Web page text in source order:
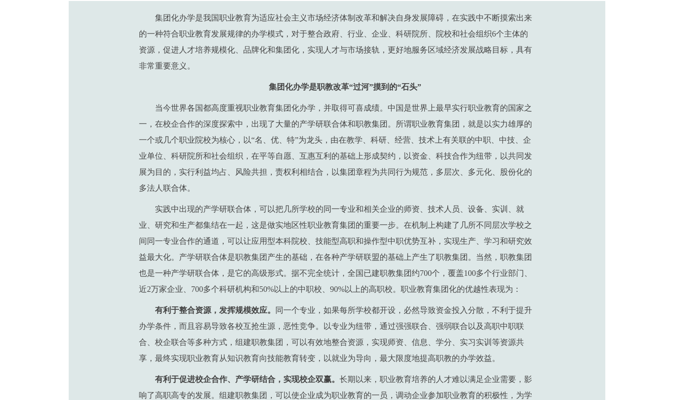
集团化办学是我国职业教育为适应社会主义市场经济体制改革和解决自身发展障碍，在实践中不断摸索出来
的一种符合职业教育发展规律的办学模式，对于整合政府、行业、企业、科研院所、院校和社会组织6个主体的
资源，促进人才培养规模化、品牌化和集团化，实现人才与市场接轨，更好地服务区域经济发展战略目标，具有
非常重要意义。
集团化办学是职教改革“过河”摸到的“石头”
当今世界各国都高度重视职业教育集团化办学，并取得可喜成绩。中国是世界上最早实行职业教育的国家之
一，在校企合作的深度探索中，出现了大量的产学研联合体和职教集团。所谓职业教育集团，就是以实力雄厚的
一个或几个职业院校为核心，以“名、优、特”为龙头，由在教学、科研、经营、技术上有关联的中职、中技、企
业单位、科研院所和社会组织，在平等自愿、互惠互利的基础上形成契约，以资金、科技合作为纽带，以共同发
展为目的，实行利益均占、风险共担，责权利相结合，以集团章程为共同行为规范，多层次、多元化、股份化的
多法人联合体。
实践中出现的产学研联合体，可以把几所学校的同一专业和相关企业的师资、技术人员、设备、实训、就
业、研究和生产都集结在一起，这是做实地区性职业教育集团的重要一步。在机制上构建了几所不同层次学校之
间同一专业合作的通道，可以让应用型本科院校、技能型高职和操作型中职优势互补，实现生产、学习和研究效
益最大化。产学研联合体是职教集团产生的基础，在各种产学研联盟的基础上产生了职教集团。当然，职教集团
也是一种产学研联合体，是它的高级形式。据不完全统计，全国已建职教集团约700个，覆盖100多个行业部门、
近2万家企业、700多个科研机构和50%以上的中职校、90%以上的高职校。职业教育集团化的优越性表现为：
有利于整合资源，发挥规模效应。
同一个专业，如果每所学校都开设，必然导致资金投入分散，不利于提升
办学条件，而且容易导致各校互抢生源，恶性竞争。以专业为纽带，通过强强联合、强弱联合以及高职中职联
合、校企联合等多种方式，组建职教集团，可以有效地整合资源，实现师资、信息、学分、实习实训等资源共
享，最终实现职业教育从知识教育向技能教育转变，以就业为导向，最大限度地提高职教的办学效益。
有利于促进校企合作、产学研结合，实现校企双赢。 长期以来，职业教育培养的人才难以满足企业需要，影
响了高职高专的发展。组建职教集团，可以使企业成为职业教育的一员，调动企业参加职业教育的积极性，为学